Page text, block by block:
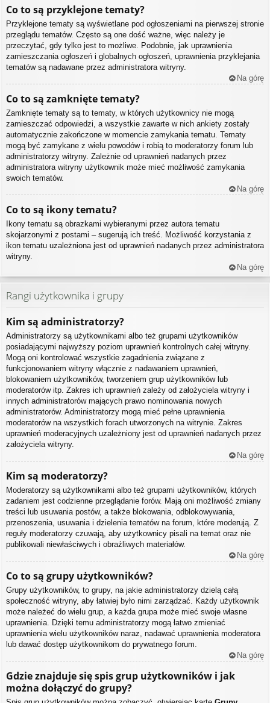
Co to są przyklejone tematy?
Przyklejone tematy są wyświetlane pod ogłoszeniami na pierwszej stronie
przeglądu tematów. Często są one dość ważne, więc należy je
przeczytać, gdy tylko jest to możliwe. Podobnie, jak uprawnienia
zamieszczania ogłoszeń i globalnych ogłoszeń, uprawnienia przyklejania
tematów są nadawane przez administratora witryny.
Na górę
Co to są zamknięte tematy?
Zamknięte tematy są to tematy, w których użytkownicy nie mogą
zamieszczać odpowiedzi, a wszystkie zawarte w nich ankiety zostały
automatycznie zakończone w momencie zamykania tematu. Tematy
mogą być zamykane z wielu powodów i robią to moderatorzy forum lub
administratorzy witryny. Zależnie od uprawnień nadanych przez
administratora witryny użytkownik może mieć możliwość zamykania
swoich tematów.
Na górę
Co to są ikony tematu?
Ikony tematu są obrazkami wybieranymi przez autora tematu
skojarzonymi z postami – sugerują ich treść. Możliwość korzystania z
ikon tematu uzależniona jest od uprawnień nadanych przez administratora
witryny.
Na górę
Rangi użytkownika i grupy
Kim są administratorzy?
Administratorzy są użytkownikami albo też grupami użytkowników
posiadającymi najwyższy poziom uprawnień kontrolnych całej witryny.
Mogą oni kontrolować wszystkie zagadnienia związane z
funkcjonowaniem witryny włącznie z nadawaniem uprawnień,
blokowaniem użytkowników, tworzeniem grup użytkowników lub
moderatorów itp. Zakres ich uprawnień zależy od założyciela witryny i
innych administratorów mających prawo nominowania nowych
administratorów. Administratorzy mogą mieć pełne uprawnienia
moderatorów na wszystkich forach utworzonych na witrynie. Zakres
uprawnień moderacyjnych uzależniony jest od uprawnień nadanych przez
założyciela witryny.
Na górę
Kim są moderatorzy?
Moderatorzy są użytkownikami albo też grupami użytkowników, których
zadaniem jest codzienne przeglądanie forów. Mają oni możliwość zmiany
treści lub usuwania postów, a także blokowania, odblokowywania,
przenoszenia, usuwania i dzielenia tematów na forum, które moderują. Z
reguły moderatorzy czuwają, aby użytkownicy pisali na temat oraz nie
publikowali niewłaściwych i obraźliwych materiałów.
Na górę
Co to są grupy użytkowników?
Grupy użytkowników, to grupy, na jakie administratorzy dzielą całą
społeczność witryny, aby łatwiej było nimi zarządzać. Każdy użytkownik
może należeć do wielu grup, a każda grupa może mieć swoje własne
uprawnienia. Dzięki temu administratorzy mogą łatwo zmieniać
uprawnienia wielu użytkowników naraz, nadawać uprawnienia moderatora
lub dawać dostęp użytkownikom do prywatnego forum.
Na górę
Gdzie znajduje się spis grup użytkowników i jak
można dołączyć do grupy?